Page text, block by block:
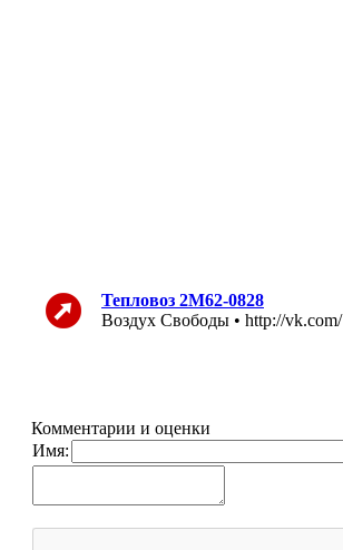
Тепловоз 2М62-0828
Воздух Свободы • http://vk.com/
Комментарии и оценки
Имя: